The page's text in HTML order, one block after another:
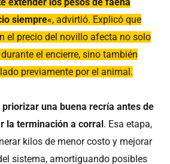
siempre«, advirtió. Explicó que
el precio del novillo afecta no solo
el encierre, sino también
previamente por el animal.
priorizar una buena recría antes de
la terminación a corral . Esa etapa,
kilos de menor costo y mejorar
sistema, amortiguando posibles